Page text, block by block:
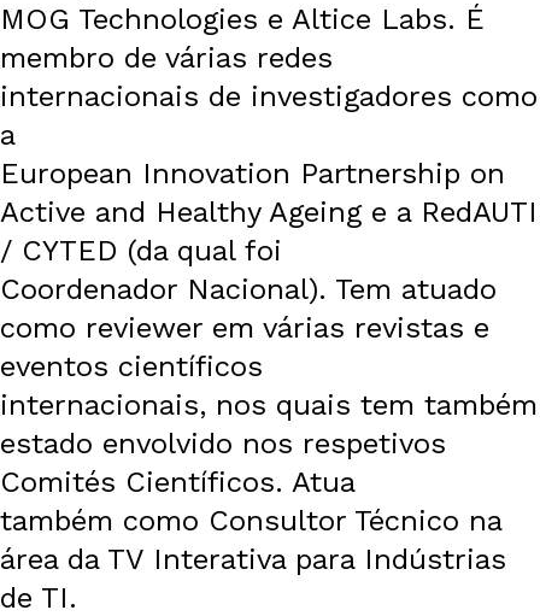
MOG Technologies e Altice Labs. É
membro de várias redes
internacionais de investigadores como
a
European Innovation Partnership on
Active and Healthy Ageing e a RedAUTI
/ CYTED (da qual foi
Coordenador Nacional). Tem atuado
como reviewer em várias revistas e
eventos científicos
internacionais, nos quais tem também
estado envolvido nos respetivos
Comités Científicos. Atua
também como Consultor Técnico na
área da TV Interativa para Indústrias
de TI.